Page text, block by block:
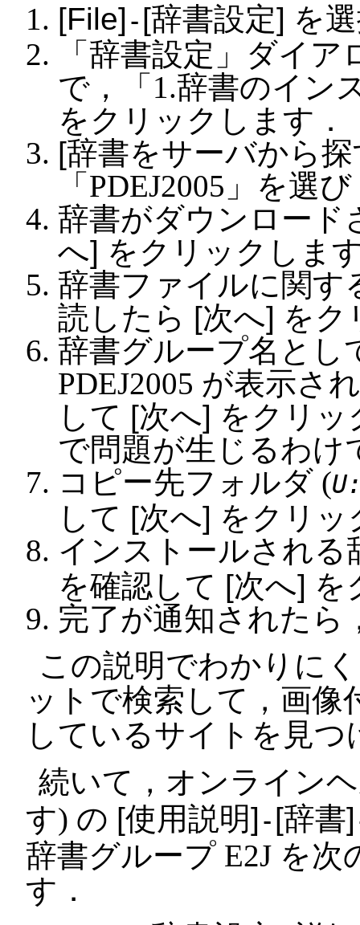
File - 辞書設定
を
「辞書設定」ダイ
で，「1.辞書のイン
をクリックします．
辞書をサーバから
「PDEJ2005」を選
辞書がダウンロード
へ
をクリックしま
辞書ファイルに関す
読したら
次へ
をク
辞書グループ名とし
PDEJ2005 が表示さ
して
次へ
をクリッ
で問題が生じるわけ
コピー先フォルダ (
して 次へ
をクリッ
インストールされる
を確認して
次へ
を
完了が通知されたら
この説明でわかりに
ットで検索して，画
しているサイトを見
続いて，オンライン
す) の 使用説明 - 辞書
辞書グループ E2J を
す．